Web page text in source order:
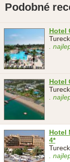
Podobné
Hotel
.
Hotel
.
Hotel
4*
.